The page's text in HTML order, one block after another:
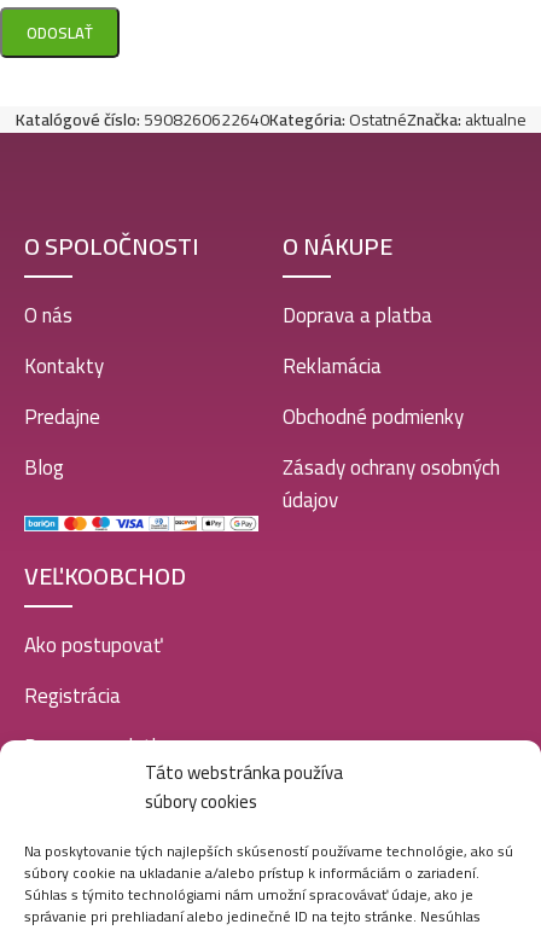
Táto webstránka používa
súbory cookies
Na poskytovanie tých najlepších skúseností používame technológie, ako sú
súbory cookie na ukladanie a/alebo prístup k informáciám o zariadení.
Súhlas s týmito technológiami nám umožní spracovávať údaje, ako je
správanie pri prehliadaní alebo jedinečné ID na tejto stránke. Nesúhlas
Katalógové číslo:5908260622640Kategória:OstatnéZnačka:aktualne
O SPOLOČNOSTI
O nás
Kontakty
Predajne
Blog
O NÁKUPE
Doprava a platba
Reklamácia
Obchodné podmienky
Zásady ochrany osobných
údajov
VEĽKOOBCHOD
Ako postupovať
Registrácia
Doprava a platba
SOCIÁLNE SIETE